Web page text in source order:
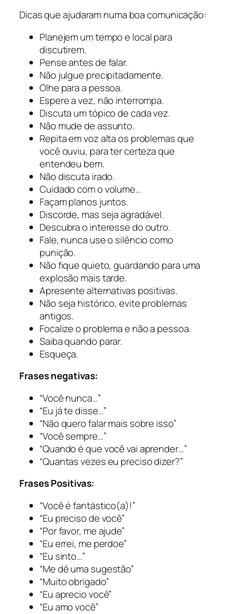
Dicas que ajudaram numa boa comunicação:
Planejem um tempo e local para
discutirem.
Pense antes de falar.
Não julgue precipitadamente.
Olhe para a pessoa.
Espere a vez, não interrompa.
Discuta um tópico de cada vez.
Não mude de assunto.
Repita em voz alta os problemas que
você ouviu, para ter certeza que
entendeu bem.
Não discuta irado.
Cuidado com o volume…
Façam planos juntos.
Discorde, mas seja agradável.
Descubra o interesse do outro.
Fale, nunca use o silêncio como
punição.
Não fique quieto, guardando para uma
explosão mais tarde.
Apresente alternativas positivas.
Não seja histórico, evite problemas
antigos.
Focalize o problema e não a pessoa.
Saiba quando parar.
Esqueça.
Frases negativas:
“Você nunca…”
“Eu já te disse…”
“Não quero falar mais sobre isso”
“Você sempre…”
“Quando é que você vai aprender…”
“Quantas vezes eu preciso dizer?”
Frases Positivas:
“Você é fantástico(a)!”
“Eu preciso de você”
“Por favor, me ajude”
“Eu errei, me perdoe”
“Eu sinto…”
“Me dê uma sugestão”
“Muito obrigado”
“Eu aprecio você”
“Eu amo você”